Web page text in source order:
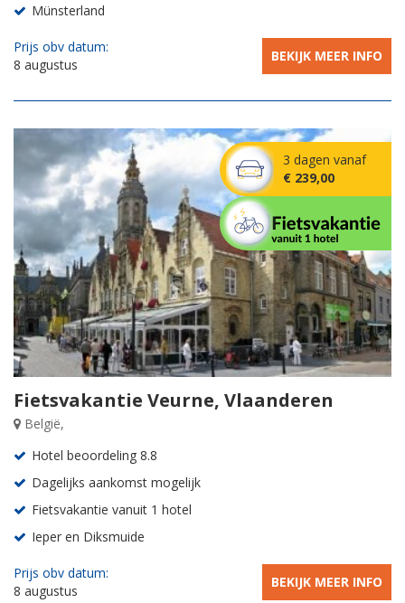
Münsterland
Prijs obv datum:
8 augustus
BEKIJK MEER INFO
Fietsvakantie Veurne, Vlaanderen
België,
Hotel beoordeling 8.8
Dagelijks aankomst mogelijk
Fietsvakantie vanuit 1 hotel
Ieper en Diksmuide
Prijs obv datum:
8 augustus
BEKIJK MEER INFO
3 dagen vanaf
€ 239,00